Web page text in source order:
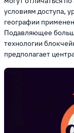
условиям доступа,
географии
Подавляющее
технологии
предполагает